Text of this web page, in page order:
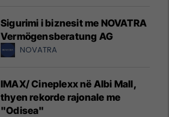
Sigurimi i biznesit me NOVATRA
Vermögensberatung AG
NOVATRA
IMAX/ Cineplexx në Albi Mall,
thyen rekorde rajonale me
"Odisea"